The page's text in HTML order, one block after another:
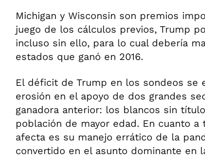
Michigan y Wisconsin son premios
juego de los cálculos previos, Trump
incluso sin ello, para lo cual debería
estados que ganó en 2016.
El déficit de Trump en los sondeos se
erosión en el apoyo de dos grandes
ganadora anterior: los blancos sin
población de mayor edad. En cuanto
afecta es su manejo errático de la
convertido en el asunto dominante en